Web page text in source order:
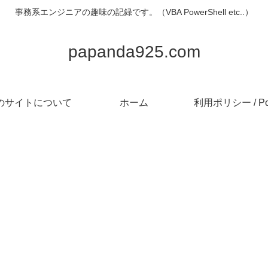
事務系エンジニアの趣味の記録です。（VBA PowerShell etc..）
papanda925.com
サイトについて ホーム 利用ポリシー /